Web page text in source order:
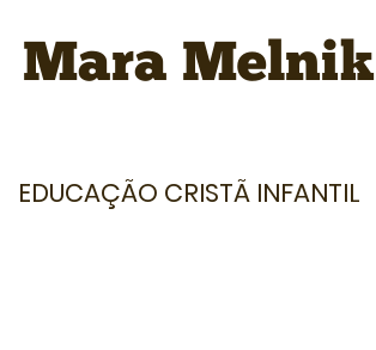
Mara Melnik
EDUCAÇÃO CRISTÃ INFANTIL